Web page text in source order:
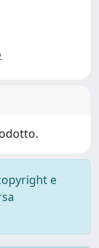
e